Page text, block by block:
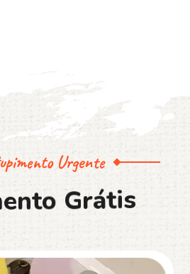
Urgente
ento Grátis